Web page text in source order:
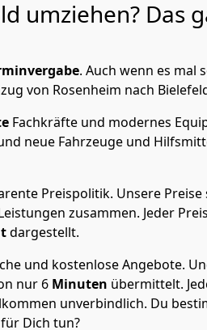
umziehen? Das
. Auch wenn es mal
von Rosenheim nach
Fachkräfte und modernes
neue Fahrzeuge und
Preispolitik. Unsere Preise
zusammen. Jeder
dargestellt.
und kostenlose Angebote.
nur 6 Minuten übermittelt.
unverbindlich. Du
Dich tun?